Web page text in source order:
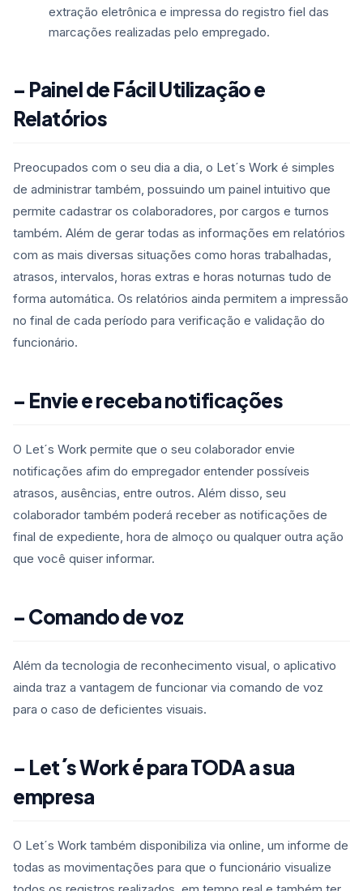
extração eletrônica e impressa do registro fiel das
marcações realizadas pelo empregado.
– Painel de Fácil Utilização e
Relatórios
Preocupados com o seu dia a dia, o Let´s Work é simples
de administrar também, possuindo um painel intuitivo que
permite cadastrar os colaboradores, por cargos e turnos
também. Além de gerar todas as informações em relatórios
com as mais diversas situações como horas trabalhadas,
atrasos, intervalos, horas extras e horas noturnas tudo de
forma automática. Os relatórios ainda permitem a impressão
no final de cada período para verificação e validação do
funcionário.
– Envie e receba notificações
O Let´s Work permite que o seu colaborador envie
notificações afim do empregador entender possíveis
atrasos, ausências, entre outros. Além disso, seu
colaborador também poderá receber as notificações de
final de expediente, hora de almoço ou qualquer outra ação
que você quiser informar.
– Comando de voz
Além da tecnologia de reconhecimento visual, o aplicativo
ainda traz a vantagem de funcionar via comando de voz
para o caso de deficientes visuais.
– Let´s Work é para TODA a sua
empresa
O Let´s Work também disponibiliza via online, um informe de
todas as movimentações para que o funcionário visualize